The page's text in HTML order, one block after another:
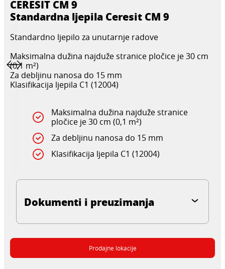
CERESIT CM 9
Standardna ljepila Ceresit CM 9
Standardno ljepilo za unutarnje radove
Maksimalna dužina najduže stranice pločice je 30 cm
(0,1 m²)
Za debljinu nanosa do 15 mm
Klasifikacija ljepila C1 (12004)
Maksimalna dužina najduže stranice
pločice je 30 cm (0,1 m²)
Za debljinu nanosa do 15 mm
Klasifikacija ljepila C1 (12004)
Dokumenti i preuzimanja
Prodajne lokacije